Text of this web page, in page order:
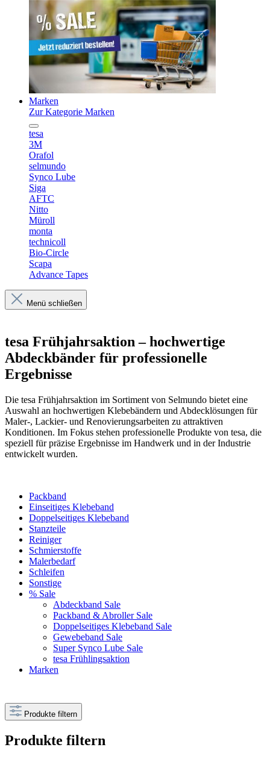
Marken
Zur Kategorie Marken
tesa
3M
Orafol
selmundo
Synco Lube
Siga
AFTC
Nitto
Müroll
monta
technicoll
Bio-Circle
Scapa
Advance Tapes
Menü schließen
tesa Frühjahrsaktion – hochwertige
Abdeckbänder für professionelle
Ergebnisse
Die tesa Frühjahrsaktion im Sortiment von Selmundo bietet eine
Auswahl an hochwertigen Klebebändern und Abdecklösungen für
Maler-, Lackier- und Renovierungsarbeiten zu attraktiven
Konditionen. Im Fokus stehen professionelle Produkte von tesa, die
speziell für präzise Ergebnisse im Handwerk und in der Industrie
entwickelt wurden.
Packband
Einseitiges Klebeband
Doppelseitiges Klebeband
Stanzteile
Reiniger
Schmierstoffe
Malerbedarf
Schleifen
Sonstige
% Sale
Abdeckband Sale
Packband & Abroller Sale
Doppelseitiges Klebeband Sale
Gewebeband Sale
Super Synco Lube Sale
tesa Frühlingsaktion
Marken
Produkte filtern
Produkte filtern